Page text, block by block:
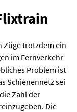
Züge trotzdem ein
im Fernverkehr
Problem ist
Schienennetz sei
Zahl der
Die